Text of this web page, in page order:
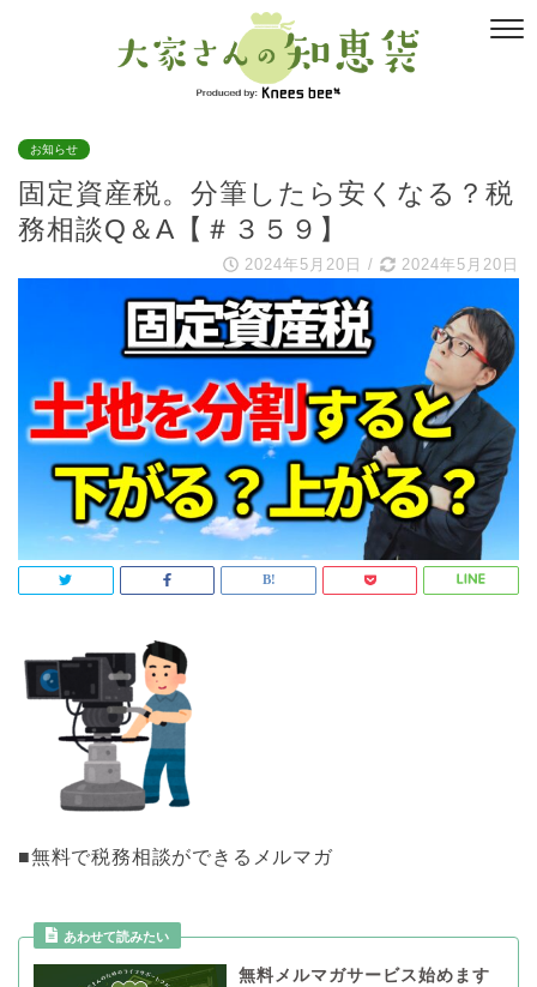
お知らせ
固定資産税。分筆したら安くなる？税
務相談Q＆A【＃３５９】
2024年5月20日 / 2024年5月20日
■無料で税務相談ができるメルマガ
あわせて読みたい
無料メルマガサービス始めます